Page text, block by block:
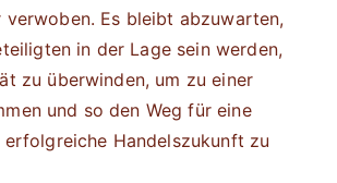
verwoben. Es bleibt abzuwarten,
in der Lage sein werden,
zu überwinden, um zu einer
und so den Weg für eine
Handelszukunft zu